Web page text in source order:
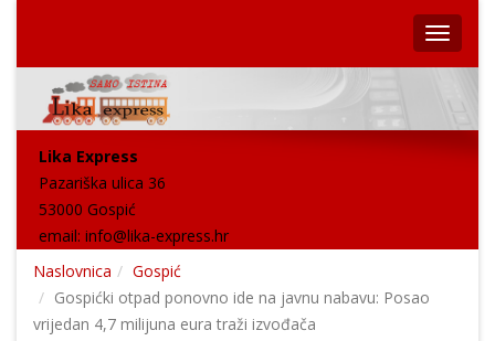
Lika Express
Pazariška ulica 36
53000 Gospić
email: info@lika-express.hr
Naslovnica
Gospić
Gospićki otpad ponovno ide na javnu nabavu: Posao
vrijedan 4,7 milijuna eura traži izvođača